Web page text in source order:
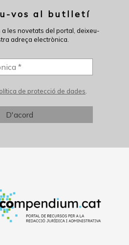
vos al butlletí
les novetats del portal, deixeu-
adreça electrònica.
de protecció de dades.